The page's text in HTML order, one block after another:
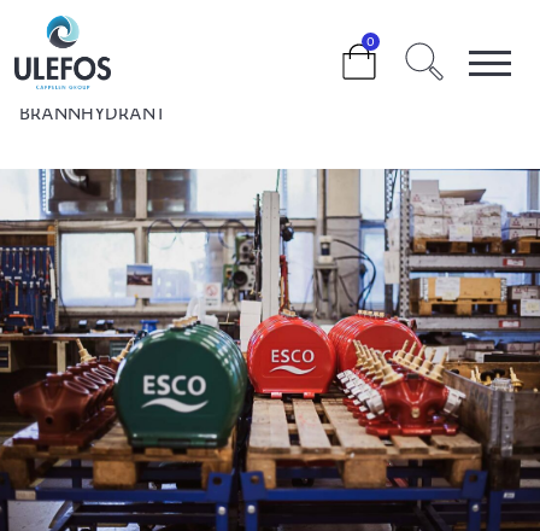
0
VI STYRKER VÅRT BÆREKRAFTSENGASJEMENT MED
EPD-DEKLARASJON FOR SLUSEVENTIL, BAKKEKRAN OG
BRANNHYDRANT